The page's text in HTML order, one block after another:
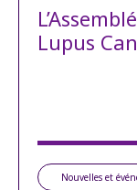
Lupus
Nouvelles et